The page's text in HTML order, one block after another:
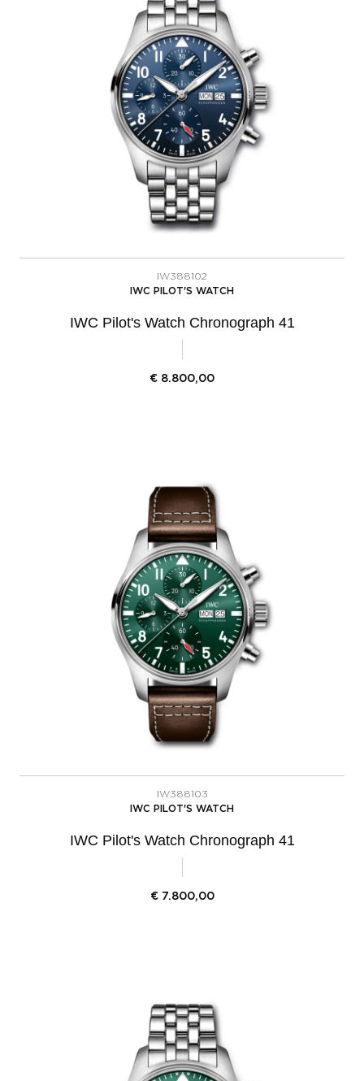
IW388102
IWC PILOT'S WATCH
IWC Pilot's Watch Chronograph 41
€ 8.800,00
IW388103
IWC PILOT'S WATCH
IWC Pilot's Watch Chronograph 41
€ 7.800,00